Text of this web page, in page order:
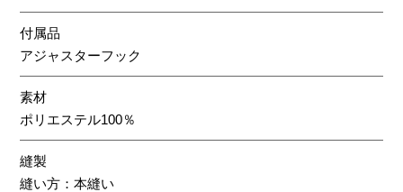
付属品
アジャスターフック
素材
ポリエステル100％
縫製
縫い方：本縫い